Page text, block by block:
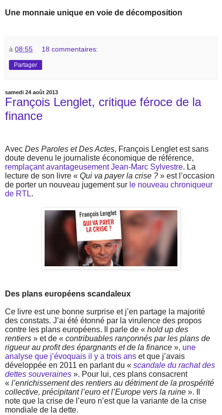
Une monnaie unique en voie de décomposition
à 08:55 18 commentaires:
Partager
samedi 24 août 2013
François Lenglet, critique féroce de la
finance
Avec Des Paroles et Des Actes, François Lenglet est sans
doute devenu le journaliste économique de référence,
remplaçant avantageusement Jean-Marc Sylvestre. La
lecture de son livre « Qui va payer la crise ? » est l’occasion
de porter un nouveau jugement sur le nouveau chroniqueur
de RTL.
Des plans européens scandaleux
Ce livre est une bonne surprise et j’en partage la majorité
des constats. J’ai été étonné par la virulence des propos
contre les plans européens. Il parle de « hold up des
rentiers » et de « contribuables rançonnés par les plans de
rigueur au profit des épargnants et de la finance », une
analyse que j’évoquais il y a trois ans et que j’avais
développée en 2011 en parlant du « scandale du rachat des
dettes souveraines ». Pour lui, ces plans consacrent
« l’enrichissement des rentiers au détriment de la prospérité
collective, précipitant l’euro et l’Europe vers la ruine ». Il
note que la crise de l’euro n’est que la variante de la crise
mondiale de la dette.